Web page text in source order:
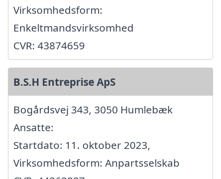
Virksomhedsform:
Enkeltmandsvirksomhed
CVR: 43874659
B.S.H Entreprise ApS
Bogårdsvej 343, 3050 Humlebæk
Ansatte:
Startdato: 11. oktober 2023,
Virksomhedsform: Anpartsselskab